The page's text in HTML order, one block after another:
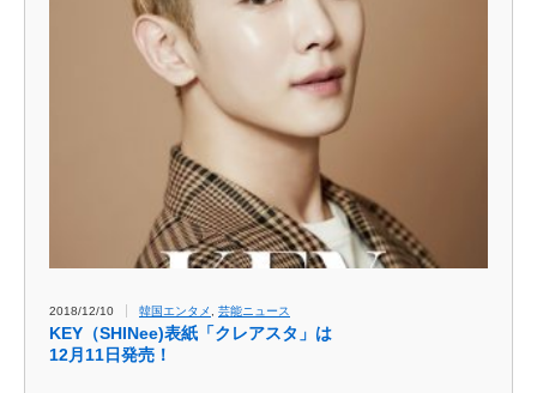
2018/12/10 韓国エンタメ 芸能ニュース
KEY（SHINee)表紙「クレアスタ」は
12月11日発売！